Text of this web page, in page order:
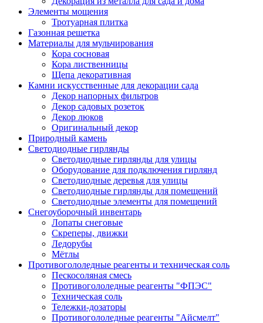
Элементы мощения
Тротуарная плитка
Газонная решетка
Материалы для мульчирования
Кора сосновая
Кора лиственницы
Щепа декоративная
Камни искусственные для декорации сада
Декор напорных фильтров
Декор садовых розеток
Декор люков
Оригинальный декор
Природный камень
Светодиодные гирлянды
Светодиодные гирлянды для улицы
Оборудование для подключения гирлянд
Светодиодные деревья для улицы
Светодиодные гирлянды для помещений
Светодиодные элементы для помещений
Снегоуборочный инвентарь
Лопаты снеговые
Скреперы, движки
Ледорубы
Мётлы
Противогололедные реагенты и техническая соль
Пескосоляная смесь
Противогололедные реагенты "ФПЭС"
Техническая соль
Тележки-дозаторы
Противогололедные реагенты "Айсмелт"